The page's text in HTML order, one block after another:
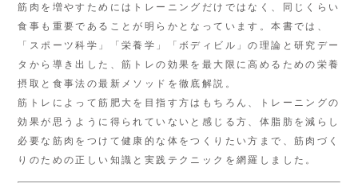
筋肉を増やすためにはトレーニングだけではなく、同じくらい
食事も重要であることが明らかとなっています。本書では、
「スポーツ科学」「栄養学」「ボディビル」の理論と研究デー
タから導き出した、筋トレの効果を最大限に高めるための栄養
摂取と食事法の最新メソッドを徹底解説。
筋トレによって筋肥大を目指す方はもちろん、トレーニングの
効果が思うように得られていないと感じる方、体脂肪を減らし
必要な筋肉をつけて健康的な体をつくりたい方まで、筋肉づく
りのための正しい知識と実践テクニックを網羅しました。